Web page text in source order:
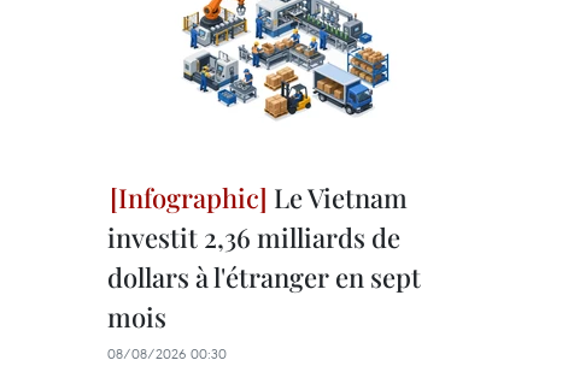
Le Vietnam
investit 2,36 milliards de
dollars à l'étranger en sept
mois
08/08/2026 00:30